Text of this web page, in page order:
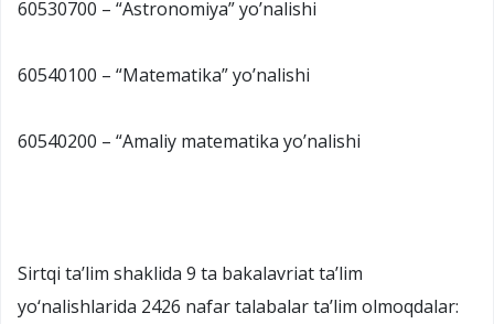
60530700 – “Astronomiya” yo’nalishi
60540100 – “Matematika” yo’nalishi
60540200 – “Amaliy matematika yo’nalishi
Sirtqi ta’lim shaklida 9 ta bakalavriat ta’lim
yo‘nalishlarida 2426 nafar talabalar ta’lim olmoqdalar: